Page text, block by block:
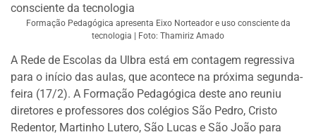
Formação Pedagógica apresenta Eixo Norteador e uso consciente da
tecnologia | Foto: Thamiriz Amado
A Rede de Escolas da Ulbra está em contagem regressiva
para o início das aulas, que acontece na próxima segunda-
feira (17/2). A Formação Pedagógica deste ano reuniu
diretores e professores dos colégios São Pedro, Cristo
Redentor, Martinho Lutero, São Lucas e São João para